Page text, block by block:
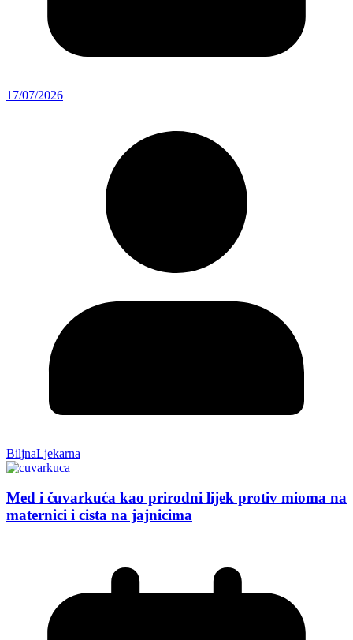
17/07/2026
BiljnaLjekarna
Med i čuvarkuća kao prirodni lijek protiv mioma na
maternici i cista na jajnicima